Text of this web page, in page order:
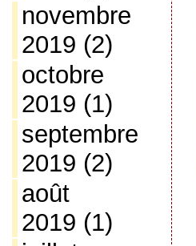
novembre
2019 (2)
octobre
2019 (1)
septembre
2019 (2)
août
2019 (1)